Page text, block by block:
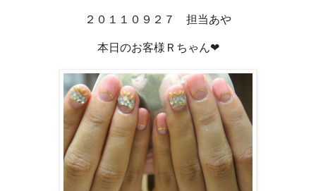
２０１１０９２７ 担当あや
本日のお客様Ｒちゃん❤